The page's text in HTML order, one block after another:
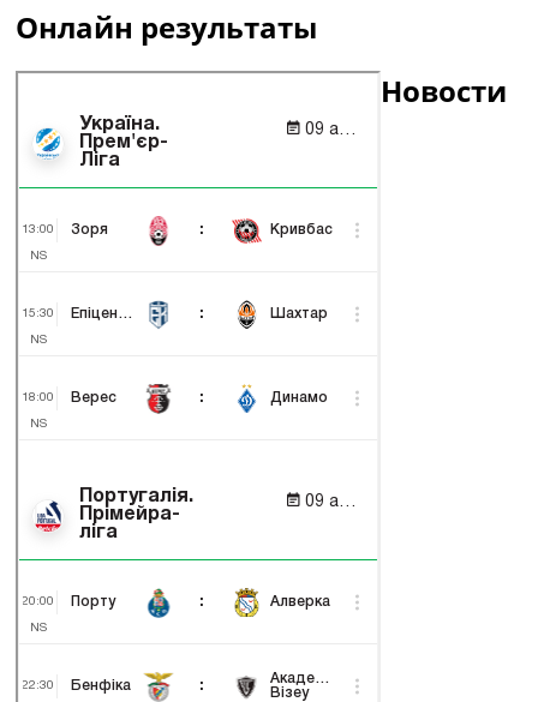
Онлайн результаты
Новости